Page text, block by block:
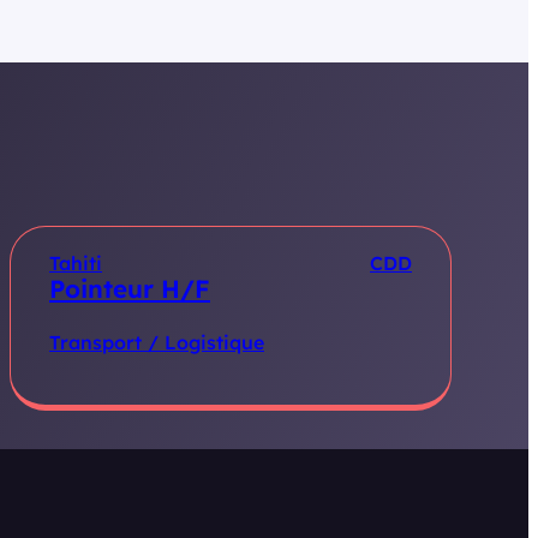
Tahiti CDD
Pointeur H/F
Transport / Logistique